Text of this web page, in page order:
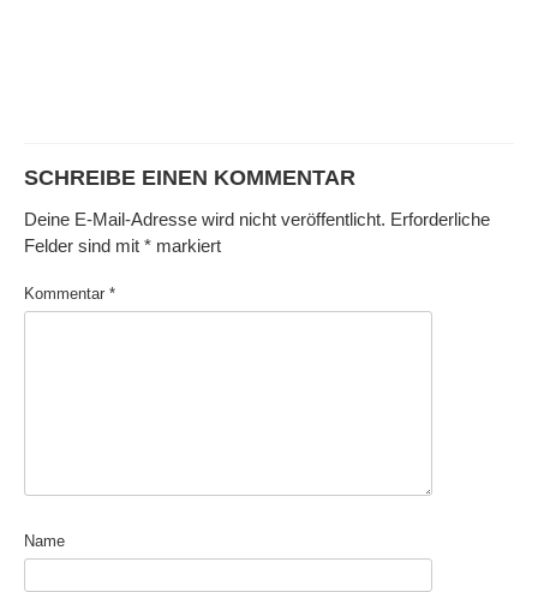
SCHREIBE EINEN KOMMENTAR
Deine E-Mail-Adresse wird nicht veröffentlicht. Erforderliche
Felder sind mit * markiert
Kommentar *
Name